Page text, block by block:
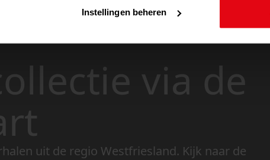
Instellingen beheren
via de
uit de regio Westfriesland. Kijk naar de